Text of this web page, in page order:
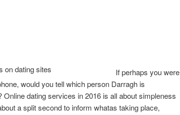
If perhaps you were
would you tell which person Darragh is
Online dating services in 2016 is all about simpleness
a split second to inform whatas taking place,